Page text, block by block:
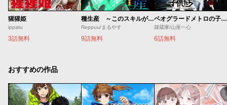
猩猩姫
ippatu
3話無料
種生産 ～このスキルがチートだとまだ誰も気付いていない～
Reppuu/まるやす
9話無料
ベオグラードメトロの子供たち
隷蔵庫/山座一心
6話無料
おすすめの作品